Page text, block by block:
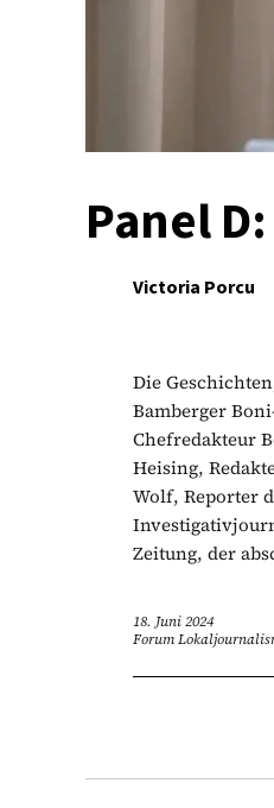
Panel
Victoria Porcu
Die
Bamberger
Chefredakteur
Heising,
Wolf, Reporter
Zeitung, der
18. Juni 2024
Forum